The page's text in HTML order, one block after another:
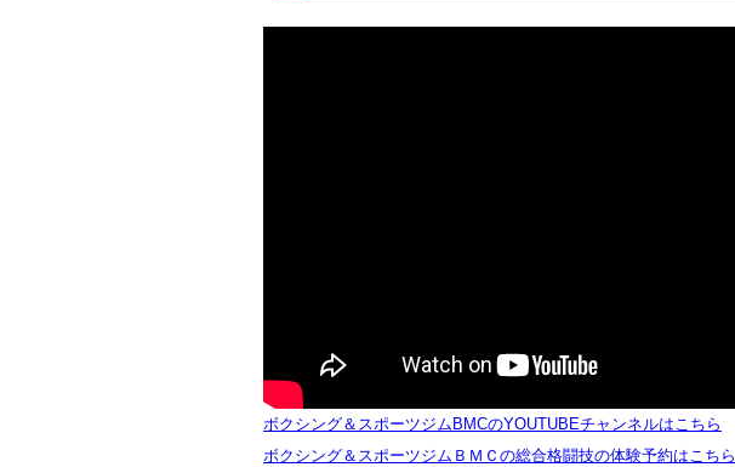
ボクシング＆スポーツジムBMCのYOUTUBEチャンネルはこちら
ボクシング＆スポーツジムＢＭＣの総合格闘技の体験予約はこちら